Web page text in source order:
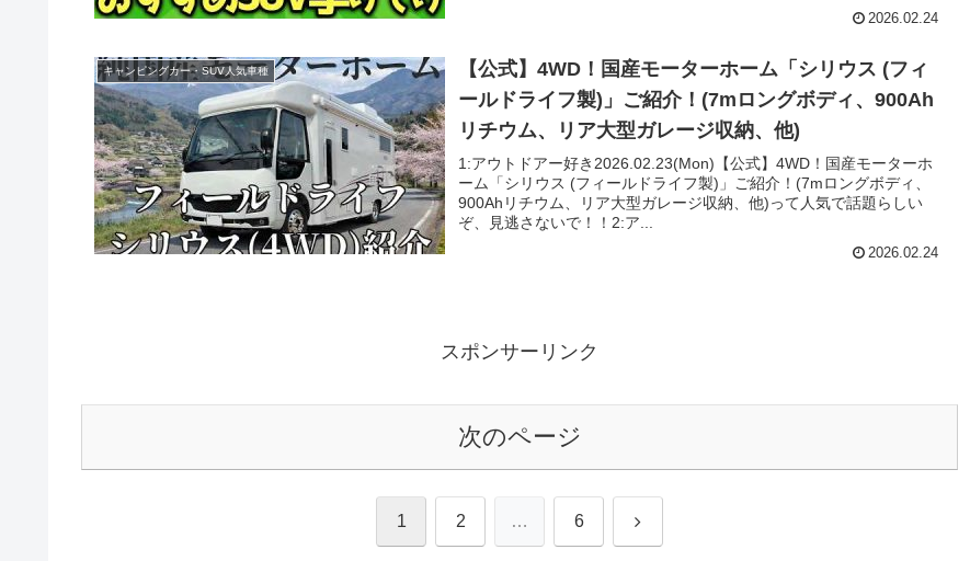
2026.02.24
キャンピングカー・SUV人気車種
【公式】4WD！国産モーターホーム「シリウス (フィ
ールドライフ製)」ご紹介！(7mロングボディ、900Ah
リチウム、リア大型ガレージ収納、他)
1:アウトドアー好き2026.02.23(Mon)【公式】4WD！国産モーターホ
ーム「シリウス (フィールドライフ製)」ご紹介！(7mロングボディ、
900Ahリチウム、リア大型ガレージ収納、他)って人気で話題らしい
ぞ、見逃さないで！！2:ア...
2026.02.24
スポンサーリンク
次のページ
1 2 … 6 次